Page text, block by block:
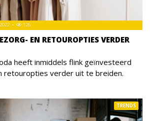
EN RETOUROPTIES VERDER
126
heeft inmiddels flink geïnvesteerd
retouropties verder uit te breiden.
TRENDS